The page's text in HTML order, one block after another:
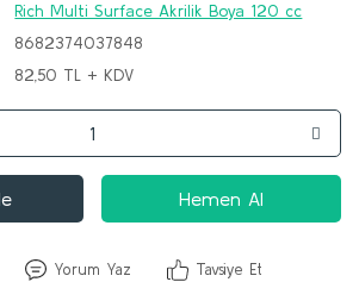
Rich Multi Surface Akrilik Boya 120 cc
8682374037848
82,50 TL + KDV
Hemen Al
Yorum Yaz Tavsiye Et